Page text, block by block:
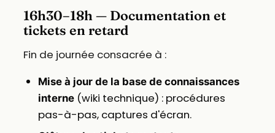
16h30–18h — Documentation et
tickets en retard
Fin de journée consacrée à :
Mise à jour de la base de connaissances
interne(wiki technique) : procédures
pas-à-pas, captures d'écran.